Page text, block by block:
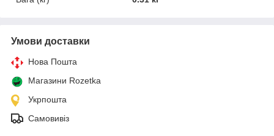
Умови доставки
Нова Пошта
Магазини Rozetka
Укрпошта
Самовивіз